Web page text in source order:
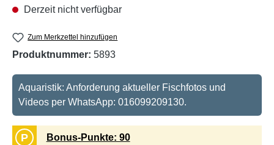
Derzeit nicht verfügbar
Zum Merkzettel hinzufügen
Produktnummer: 5893
Aquaristik: Anforderung aktueller Fischfotos und
Videos per WhatsApp: 016099209130.
P Bonus-Punkte: 90